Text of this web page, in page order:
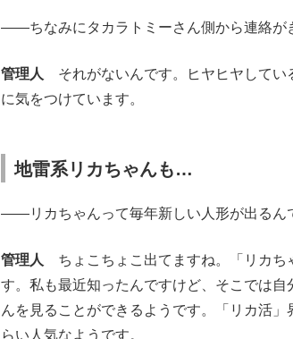
――ちなみにタカラトミーさん側から連絡が
管理人 それがないんです。ヒヤヒヤして
に気をつけています。
地雷系リカちゃんも…
――リカちゃんって毎年新しい人形が出るん
管理人
ちょこちょこ出てますね。「リカち
す。私も最近知ったんですけど、そこでは
んを見ることができるようです。「リカ活
らい人気なようです。